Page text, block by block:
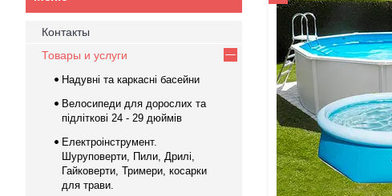
Контакты
Товары и услуги
Надувні та каркасні басейни
Велосипеди для дорослих та
підліткові 24 - 29 дюймів
Електроінструмент.
Шуруповерти, Пили, Дрилі,
Гайковерти, Тримери, косарки
для трави.